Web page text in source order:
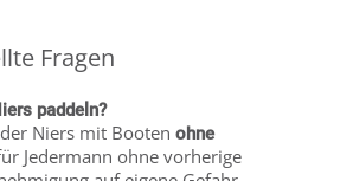
Fragen
paddeln?
Niers mit Booten ohne
Jedermann ohne vorherige